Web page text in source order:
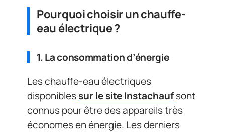
Pourquoi choisir un chauffe-
eau électrique ?
1. La consommation d’énergie
Les chauffe-eau électriques
disponiblessur le site Instachaufsont
connus pour être des appareils très
économes en énergie. Les derniers